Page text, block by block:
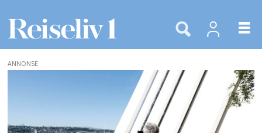
Tags:
nho
ANNONSE